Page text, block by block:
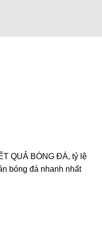
web còn cung
Những tính năng
nên bỏ qua. Chúng
QUẢ BÓNG ĐÁ, tỷ lệ
bóng đá nhanh nhất